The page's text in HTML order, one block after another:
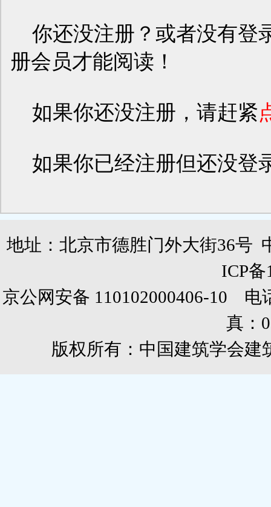
你还没注册？或者没有登
册会员才能阅读！
如果你还没注册，请赶紧
如果你已经注册但还没登
地址：北京市德胜门外大街36
ICP备
京公网安备 110102000406-10 电
真：
版权所有：中国建筑学会